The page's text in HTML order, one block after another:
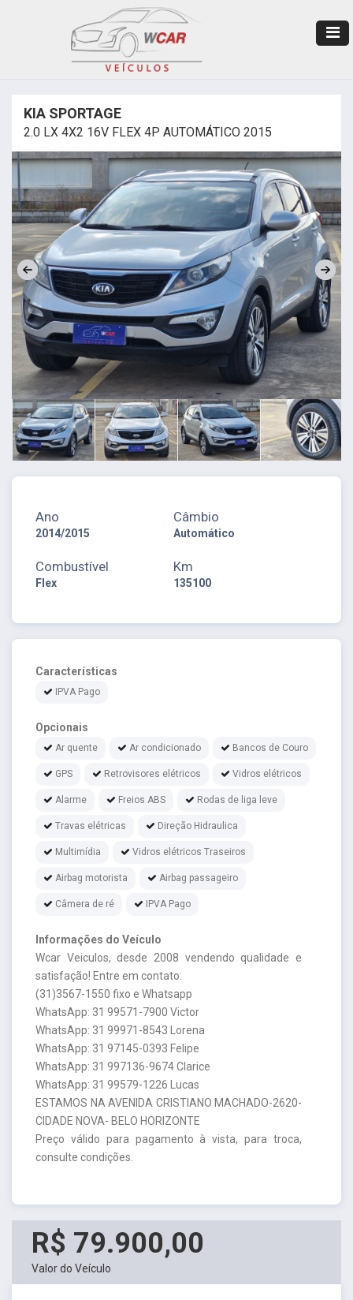
KIA SPORTAGE
2.0 LX 4X2 16V FLEX 4P AUTOMÁTICO 2015
Ano
2014/2015
Câmbio
Automático
Combustível
Flex
Km
135100
Características
IPVA Pago
Opcionais
Ar quente Ar condicionado Bancos de Couro
GPS Retrovisores elétricos Vidros elétricos
Alarme Freios ABS Rodas de liga leve
Travas elétricas Direção Hidraulica
Multimídia Vidros elétricos Traseiros
Airbag motorista Airbag passageiro
Câmera de ré IPVA Pago
Informações do Veículo
Wcar Veiculos, desde 2008 vendendo qualidade e
satisfação! Entre em contato:
(31)3567-1550 fixo e Whatsapp
WhatsApp: 31 99571-7900 Victor
WhatsApp: 31 99971-8543 Lorena
WhatsApp: 31 97145-0393 Felipe
WhatsApp: 31 997136-9674 Clarice
WhatsApp: 31 99579-1226 Lucas
ESTAMOS NA AVENIDA CRISTIANO MACHADO-2620-
CIDADE NOVA- BELO HORIZONTE
Preço válido para pagamento à vista, para troca,
consulte condições.
R$ 79.900,00
Valor do Veículo